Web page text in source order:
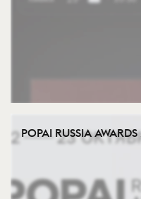
POPAI RUSSIA